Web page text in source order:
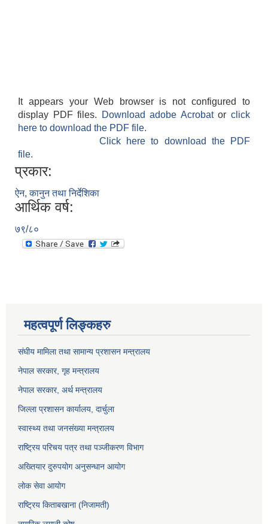
It appears your Web browser is not configured to
display PDF files.
Download adobe Acrobatorclick
here to download the PDF file.
Click here to download the PDF
file.
प्रकार:
ऐन, कानुन तथा निर्देशिका
आर्थिक वर्ष:
७९/८०
महत्वपूर्ण लिङ्कहरु
संघीय मामिला तथा सामान्य प्रशासन मन्त्रालय
नेपाल सरकार, गृह मन्त्रालय
नेपाल सरकार, अर्थ मन्त्रालय
जिल्ला प्रशासन कार्यालय, दार्चुला
स्वास्थ्य तथा जनसंख्या मन्त्रालय
राष्ट्रिय परिचय पत्र तथा पञ्जीकरण विभाग
अख्तियार दुरुपयोग अनुसन्धान आयोग
लोक सेवा आयोग
राष्ट्रिय किताबखाना (निजामती)